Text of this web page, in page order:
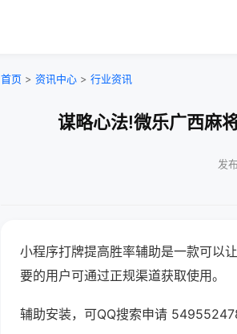
首页 > 资讯中心 > 行业资讯
谋略心法!微乐广西麻
发
小程序打牌提高胜率辅助是一款可以
要的用户可通过正规渠道获取使用。
辅助安装，可QQ搜索申请